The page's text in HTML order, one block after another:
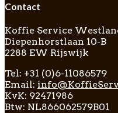
Contact
Koffie Service
Diepenhorstlaan 10-B
2288 EW Rijswijk
Tel: +31 (0)6-11086579
Email:
KvK: 92471986
Btw: NL866062579B01